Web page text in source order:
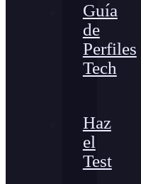
Guía
de
Perfiles
Tech
Haz
el
Test